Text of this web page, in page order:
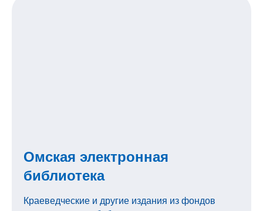
Омская электронная
библиотека
Краеведческие и другие издания из фондов